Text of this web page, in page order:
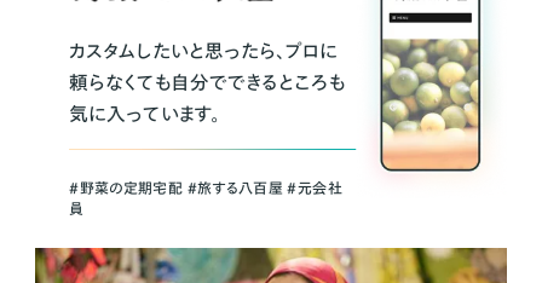
カスタムしたいと思ったら、プロに
頼らなくても自分でできるところも
気に入っています。
＃野菜の定期宅配 ＃旅する八百屋 ＃元会社
員